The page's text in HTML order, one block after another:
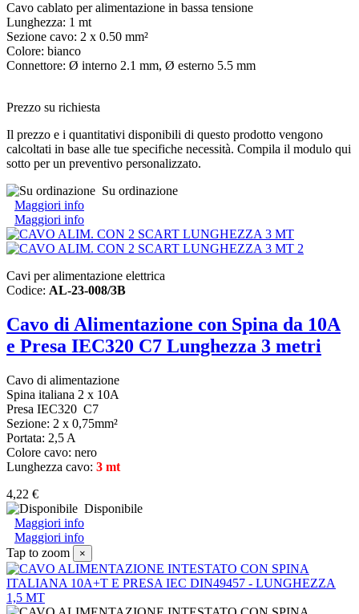
Cavo cablato per alimentazione in bassa tensione
Lunghezza: 1 mt
Sezione cavo: 2 x 0.50 mm²
Colore: bianco
Connettore: Ø interno 2.1 mm, Ø esterno 5.5 mm
Prezzo su richiesta
Il prezzo e i quantitativi disponibili di questo prodotto vengono
calcoltati in base alle tue specifiche necessità. Compila il modulo qui
sotto per un preventivo personalizzato.
Su ordinazione
Maggiori info
Maggiori info
Cavi per alimentazione elettrica
Codice: AL-23-008/3B
Cavo di Alimentazione con Spina da 10A
e Presa IEC320 C7 Lunghezza 3 metri
Cavo di alimentazione
Spina italiana 2 x 10A
Presa IEC320 C7
Sezione: 2 x 0,75mm²
Portata: 2,5 A
Colore cavo: nero
Lunghezza cavo: 3 mt
4,22 €
Disponibile
Maggiori info
Maggiori info
Tap to zoom
×